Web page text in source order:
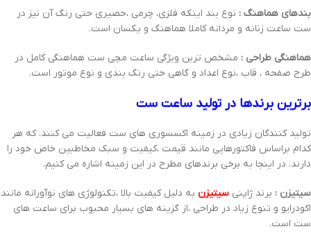
بندهای هماهنگ : نوع بند اینکه فلزی، چرمی ،حصیری حتی رنگ آن نیز در
ست ساعت زنانه و مردانه کاملا هماهنگ و یکسان است.
هماهنگی طراحی : مشخص ترین ویژگی ساعت مچی ست هماهنگی کامل در
طرح صفحه ، قاب ،نوع اعداد و گاهی حتی رنگ بندی و نوع موتور است.
برترین برندها در تولید ساعت ست
تولید کنندگان زیادی در زمینه اکسسوری های ست فعالیت می کنند. که هر
کدام براساس فاکتورهایی مانند قیمت ،کیفیت و سبک مخاطبین خاص خود را
دارند. در اینجا به برخی برندهای مطرح در این زمینه اشاره می کنیم.
سیتیزن : برند ژاپنی سیتیزن به دلیل کیفیت بالا ،تکنولوژی های نوآورانه مانند
اکودرایو و تنوع زیاد در طراحی ،از گزینه های بسیار محبوب برای ساعت های
ست است.